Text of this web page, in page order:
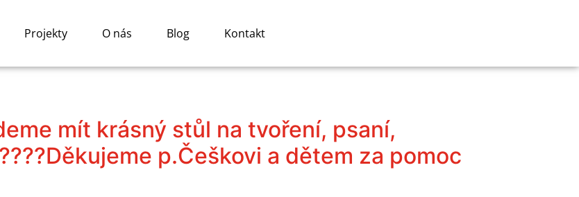
Projekty O nás Blog Kontakt
mít krásný stůl na tvoření, psaní,
????Děkujeme p.Češkovi a dětem za pomoc